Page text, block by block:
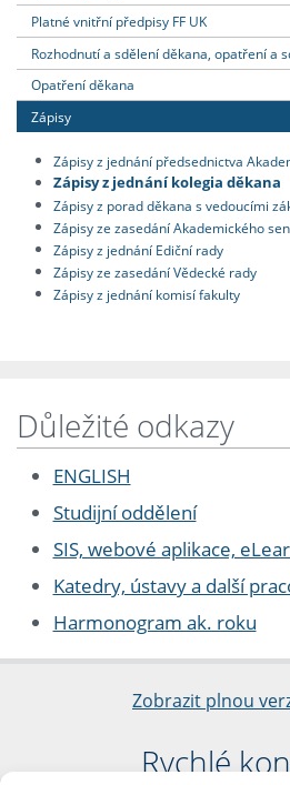
Platné vnitřní předpisy FF UK
Rozhodnutí a sdělení děkana, opatření a
Opatření děkana
Zápisy
Zápisy z jednání předsednictva
Zápisy z jednání kolegia děkana
Zápisy z porad děkana s vedoucími
Zápisy ze zasedání Akademického
Zápisy z jednání Ediční rady
Zápisy ze zasedání Vědecké rady
Zápisy z jednání komisí fakulty
Důležité odkazy
ENGLISH
Studijní oddělení
SIS, webové aplikace,
Katedry, ústavy a další
Harmonogram ak. roku
Zobrazit plnou
Rychlé